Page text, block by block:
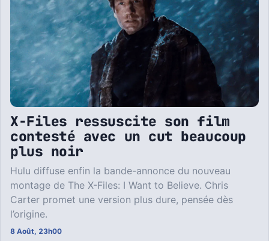
X-Files ressuscite son film
contesté avec un cut beaucoup
plus noir
Hulu diffuse enfin la bande-annonce du nouveau
montage de The X-Files: I Want to Believe. Chris
Carter promet une version plus dure, pensée dès
l’origine.
8 Août, 23h00